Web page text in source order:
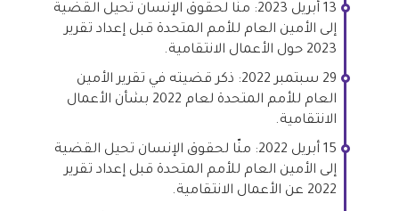
13 أبريل 2023: منّا لحقوق الإنسان تحيل القضية
إلى الأمين العام للأمم المتحدة قبل إعداد تقرير
2023 حول الأعمال الانتقامية.
29 سبتمبر 2022: ذكر قضيته في تقرير الأمين
العام للأمم المتحدة لعام 2022 بشأن الأعمال
الانتقامية.
15 أبريل 2022: منّا لحقوق الإنسان تحيل القضية
إلى الأمين العام للأمم المتحدة قبل إعداد تقرير
2022 عن الأعمال الانتقامية.